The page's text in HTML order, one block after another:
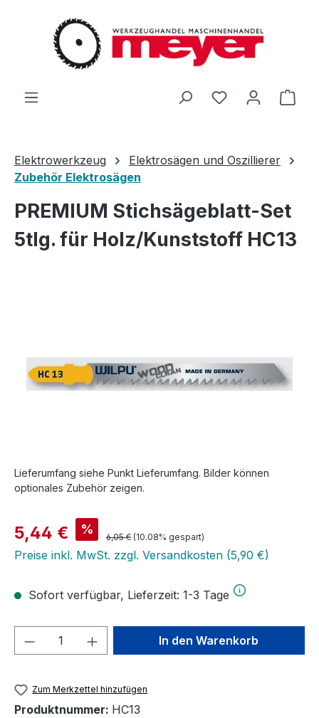
Zum Hauptinhalt springen
Du hast 0
Elektrowerkzeug
Elektrosägen und Oszillierer
Zubehör Elektrosägen
PREMIUM Stichsägeblatt-Set
5tlg. für Holz/Kunststoff HC13
Lieferumfang siehe Punkt Lieferumfang. Bilder können
optionales Zubehör zeigen.
Verkaufspreis:
5,44 € % Regulärer Preis:
6,05 € (10.08% gespart)
Preise inkl. MwSt. zzgl. Versandkosten (5,90 €)
Sofort verfügbar, Lieferzeit: 1-3 Tage
Produkt Anzahl: Gib denIn den Warenkorb
Zum Merkzettel hinzufügen
Produktnummer: HC13